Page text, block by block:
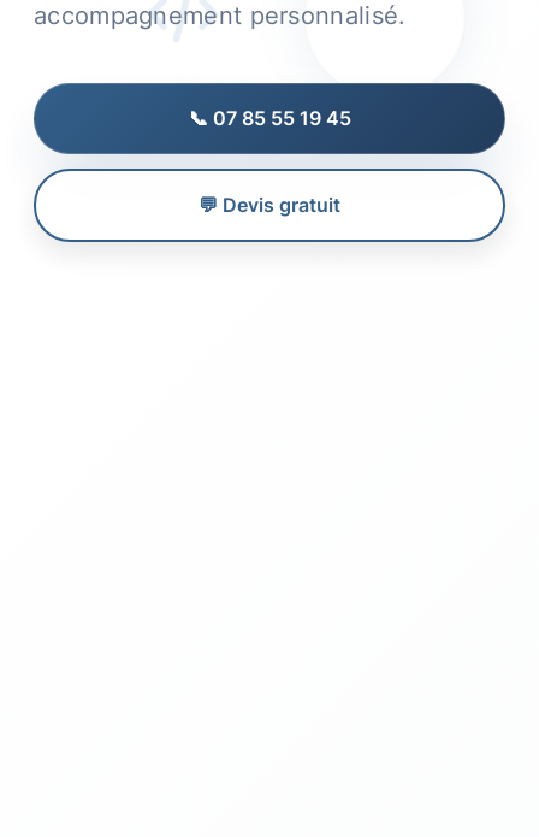
accompagnement personnalisé.
📞 07 85 55 19 45
💬 Devis gratuit